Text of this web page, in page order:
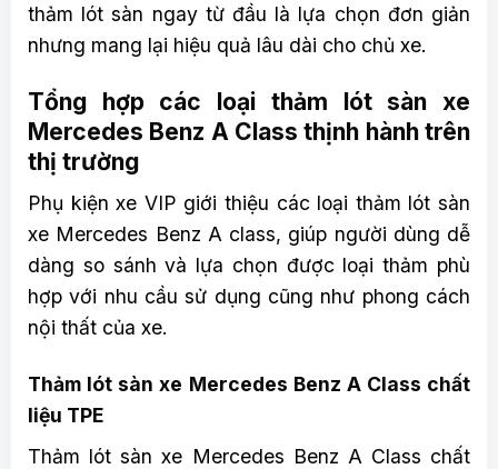
thảm lót sàn ngay từ đầu là lựa chọn đơn giản
nhưng mang lại hiệu quả lâu dài cho chủ xe.
Tổng hợp các loại thảm lót sàn xe
Mercedes Benz A Class thịnh hành trên
thị trường
Phụ kiện xe VIP giới thiệu các loại thảm lót sàn
xe Mercedes Benz A class, giúp người dùng dễ
dàng so sánh và lựa chọn được loại thảm phù
hợp với nhu cầu sử dụng cũng như phong cách
nội thất của xe.
Thảm lót sàn xe Mercedes Benz A Class chất
liệu TPE
Thảm lót sàn xe Mercedes Benz A Class chất